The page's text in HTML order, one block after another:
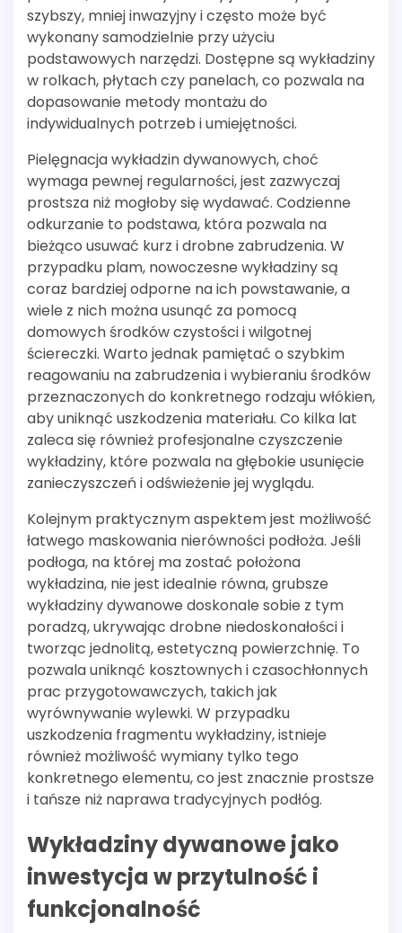
szybszy, mniej inwazyjny i często może być
wykonany samodzielnie przy użyciu
podstawowych narzędzi. Dostępne są wykładziny
w rolkach, płytach czy panelach, co pozwala na
dopasowanie metody montażu do
indywidualnych potrzeb i umiejętności.
Pielęgnacja wykładzin dywanowych, choć
wymaga pewnej regularności, jest zazwyczaj
prostsza niż mogłoby się wydawać. Codzienne
odkurzanie to podstawa, która pozwala na
bieżąco usuwać kurz i drobne zabrudzenia. W
przypadku plam, nowoczesne wykładziny są
coraz bardziej odporne na ich powstawanie, a
wiele z nich można usunąć za pomocą
domowych środków czystości i wilgotnej
ściereczki. Warto jednak pamiętać o szybkim
reagowaniu na zabrudzenia i wybieraniu środków
przeznaczonych do konkretnego rodzaju włókien,
aby uniknąć uszkodzenia materiału. Co kilka lat
zaleca się również profesjonalne czyszczenie
wykładziny, które pozwala na głębokie usunięcie
zanieczyszczeń i odświeżenie jej wyglądu.
Kolejnym praktycznym aspektem jest możliwość
łatwego maskowania nierówności podłoża. Jeśli
podłoga, na której ma zostać położona
wykładzina, nie jest idealnie równa, grubsze
wykładziny dywanowe doskonale sobie z tym
poradzą, ukrywając drobne niedoskonałości i
tworząc jednolitą, estetyczną powierzchnię. To
pozwala uniknąć kosztownych i czasochłonnych
prac przygotowawczych, takich jak
wyrównywanie wylewki. W przypadku
uszkodzenia fragmentu wykładziny, istnieje
również możliwość wymiany tylko tego
konkretnego elementu, co jest znacznie prostsze
i tańsze niż naprawa tradycyjnych podłóg.
Wykładziny dywanowe jako
inwestycja w przytulność i
funkcjonalność